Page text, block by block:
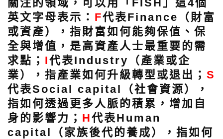
關注的領域，可以用「FISH」這4個
英文字母表示： F代表Finance（財富
或資產），指財富如何能夠保值、保
全與增值，是高資產人士最重要的需
求點； I代表Industry（產業或企
業），指產業如何升級轉型或退出； S
代表Social capital（社會資源），
指如何透過更多人脈的積累，增加自
身的影響力； H代表Human
capital（家族後代的養成），指如何